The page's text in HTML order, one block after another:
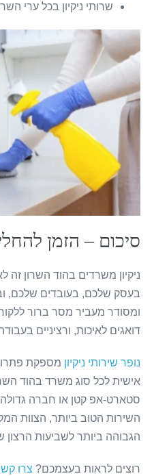
שרותי ניקיון בכל ערי
סיכום – הזמן
ניקיון משרדים בהוד השרון
בעסק שלכם, בעובדים שלכם,
ומסודר מעביר מסר ברור
דואגים לאיכות, ורציניים
נופר שירותי ניקיוןמספקת
אישית לכל סוג משרד בהוד
סטארט-אפ קטן או חברה
השירות הטוב ביותר, הצוות
הגבוהה ביותר לשביעות הרצון
רוצים לראות בעצמכם? צרו